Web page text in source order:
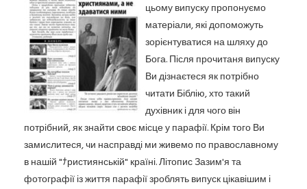
цьому випуску пропонуємо
матеріали, які допоможуть
зорієнтуватися на шляху до
Бога. Після прочитаня випуску
Ви дізнаєтеся як потрібно
читати Біблію, хто такий
духівник і для чого він
потрібний, як знайти своє місце у парафії. Крім того Ви
замислитеся, чи насправді ми живемо по православному
в нашій "ﾅристиянській" країні. Літопис Зазим'я та
фотографії із життя парафії зроблять випуск цікавішим і